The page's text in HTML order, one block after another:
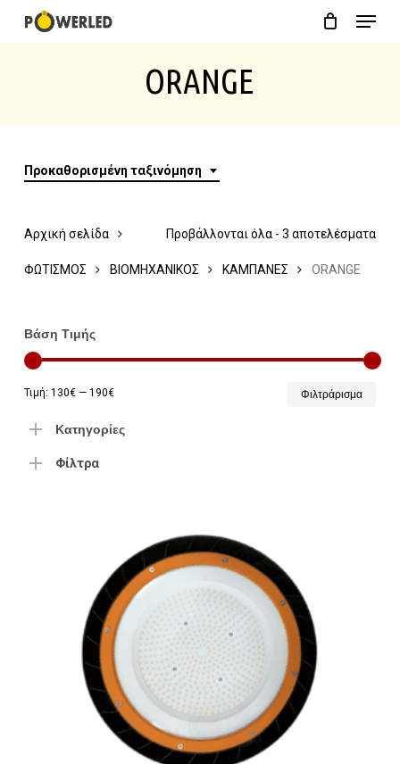
Menu
ORANGE
Προκαθορισμένη ταξινόμηση
Προβάλλονται όλα - 3 αποτελέσματα
Αρχική σελίδα
ΦΩΤΙΣΜΟΣ ΒΙΟΜΗΧΑΝΙΚΟΣ ΚΑΜΠΑΝΕΣ ORANGE
Βάση Τιμής
Φιλτράρισμα
Τιμή: 130€— 190€
Κατηγορίες
Φίλτρα